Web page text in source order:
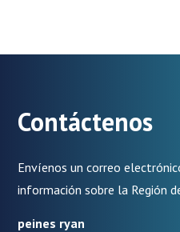
Contáctenos
Envíenos un correo
información sobre la Región
peines ryan